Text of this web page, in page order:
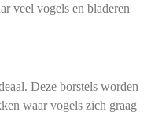
veel vogels en bladeren
Deze borstels worden
waar vogels zich graag